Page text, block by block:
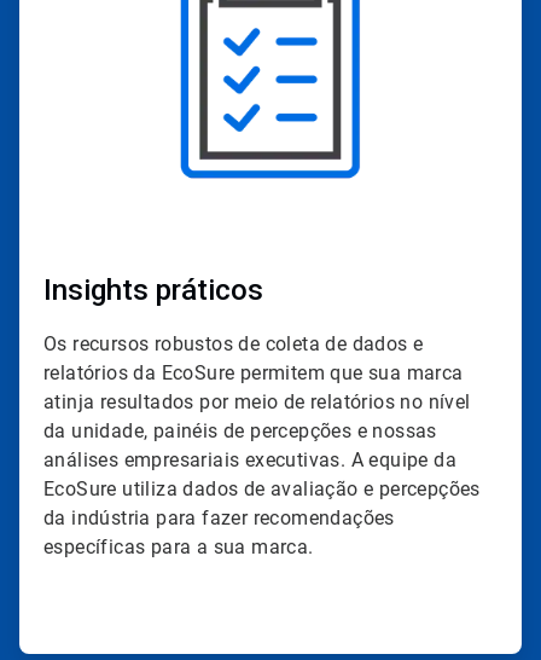
Insights práticos
Os recursos robustos de coleta de dados e
relatórios da EcoSure permitem que sua marca
atinja resultados por meio de relatórios no nível
da unidade, painéis de percepções e nossas
análises empresariais executivas. A equipe da
EcoSure utiliza dados de avaliação e percepções
da indústria para fazer recomendações
específicas para a sua marca.